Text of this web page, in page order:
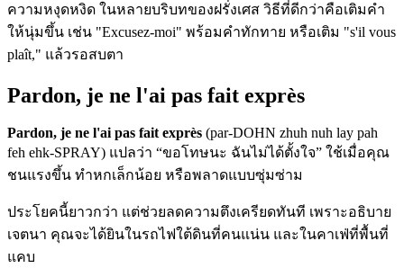
ความหงุดหงิด ในหลายบริบทของฝรั่งเศส วิธีที่ดีกว่าคือเติมคำ
ให้นุ่มขึ้น เช่น "Excusez-moi" พร้อมคำทักทาย หรือเติม "s'il vous
plaît," แล้วรอสบตา
Pardon, je ne l'ai pas fait exprès
Pardon, je ne l'ai pas fait exprès (par-DOHN zhuh nuh lay pah
feh ehk-SPRAY) แปลว่า “ขอโทษนะ ฉันไม่ได้ตั้งใจ” ใช้เมื่อคุณ
ชนแรงขึ้น ทำหกเล็กน้อย หรือพลาดแบบซุ่มซ่าม
ประโยคนี้ยาวกว่า แต่ช่วยลดความตึงเครียดทันที เพราะอธิบาย
เจตนา คุณจะได้ยินในรถไฟใต้ดินที่คนแน่น และในคาเฟ่ที่พื้นที่
แคบ